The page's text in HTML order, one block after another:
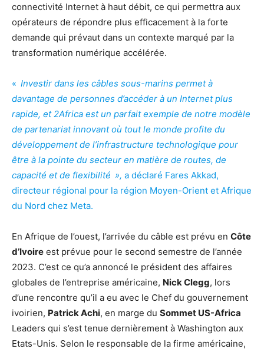
connectivité Internet à haut débit, ce qui permettra aux
opérateurs de répondre plus efficacement à la forte
demande qui prévaut dans un contexte marqué par la
transformation numérique accélérée.
« Investir dans les câbles sous-marins permet à
davantage de personnes d’accéder à un Internet plus
rapide, et 2Africa est un parfait exemple de notre modèle
de partenariat innovant où tout le monde profite du
développement de l’infrastructure technologique pour
être à la pointe du secteur en matière de routes, de
capacité et de flexibilité », a déclaré Fares Akkad,
directeur régional pour la région Moyen-Orient et Afrique
du Nord chez Meta.
En Afrique de l’ouest, l’arrivée du câble est prévu en Côte
d’Ivoire est prévue pour le second semestre de l’année
2023. C’est ce qu’a annoncé le président des affaires
globales de l’entreprise américaine, Nick Clegg, lors
d’une rencontre qu’il a eu avec le Chef du gouvernement
ivoirien, Patrick Achi, en marge du Sommet US-Africa
Leaders qui s’est tenue dernièrement à Washington aux
Etats-Unis. Selon le responsable de la firme américaine,